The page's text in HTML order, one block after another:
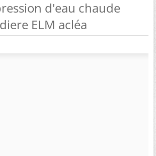
d'eau chaude
ELM acléa